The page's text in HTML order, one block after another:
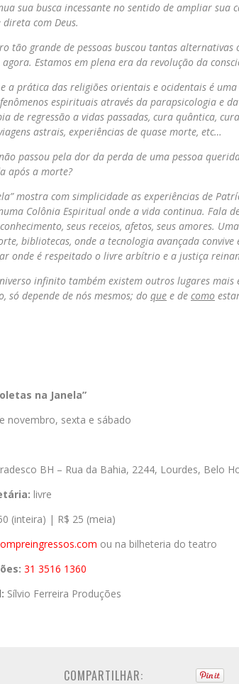
sua busca incessante no sentido de ampliar sua
direta com Deus.
tão grande de pessoas buscou tantas
Estamos em plena era da revolução da
a prática das religiões orientais e ocidentais é
espirituais através da parapsicologia e
de regressão a vidas passadas, cura quântica,
astrais, experiências de quase morte, etc…
passou pela dor da perda de uma pessoa
após a morte?
mostra com simplicidade as experiências de
Colônia Espiritual onde a vida continua. Fala
seus receios, afetos, seus amores.
bibliotecas, onde a tecnologia avançada
onde é respeitado o livre arbítrio e a justiça
infinito também existem outros lugares mais
só depende de nós mesmos; do que e de como
na Janela”
novembro, sexta e sábado
BH – Rua da Bahia, 2244, Lourdes, Belo
livre
(inteira) | R$ 25 (meia)
ou na bilheteria do teatro
31 3516 1360
Sílvio Ferreira Produções
COMPARTILHAR: